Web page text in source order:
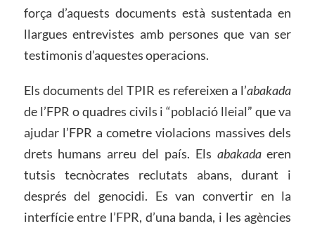
força d’aquests documents està sustentada en
llargues entrevistes amb persones que van ser
testimonis d’aquestes operacions.
Els documents del TPIR es refereixen a l’abakada
de l’FPR o quadres civils i “població lleial” que va
ajudar l’FPR a cometre violacions massives dels
drets humans arreu del país. Els abakadaeren
tutsis tecnòcrates reclutats abans, durant i
després del genocidi. Es van convertir en la
interfície entre l’FPR, d’una banda, i les agències